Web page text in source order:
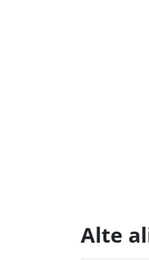
Alte